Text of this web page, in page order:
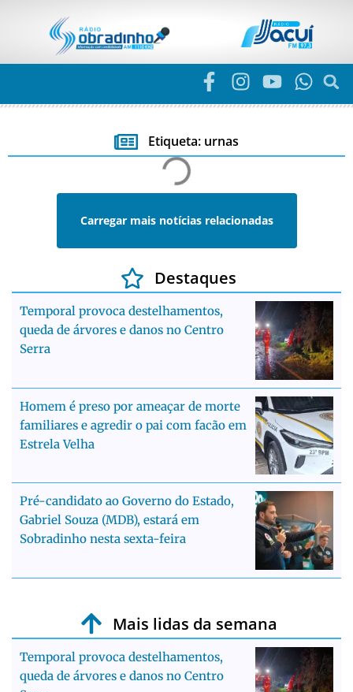
Etiqueta: urnas
Carregar mais notícias relacionadas
Destaques
Temporal provoca destelhamentos,
queda de árvores e danos no Centro
Serra
Homem é preso por ameaçar de morte
familiares e agredir o pai com facão em
Estrela Velha
Pré-candidato ao Governo do Estado,
Gabriel Souza (MDB), estará em
Sobradinho nesta sexta-feira
Mais lidas da semana
Temporal provoca destelhamentos,
queda de árvores e danos no Centro